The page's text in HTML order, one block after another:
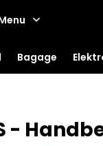
Bagage
-